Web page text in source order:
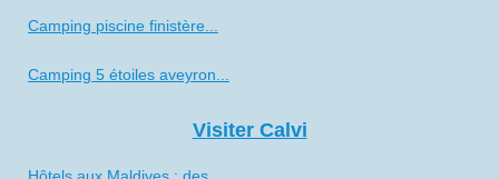
Camping piscine finistère...
Camping 5 étoiles aveyron...
Visiter Calvi